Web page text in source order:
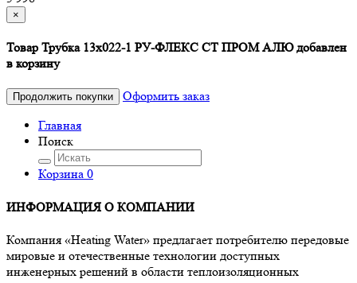
×
Товар Трубка 13х022-1 РУ-ФЛЕКС СТ ПРОМ АЛЮ добавлен
в корзину
Продолжить покупки
Оформить заказ
Главная
Поиск
Корзина 0
ИНФОРМАЦИЯ О КОМПАНИИ
Компания «Heating Water» предлагает потребителю передовые
мировые и отечественные технологии доступных
инженерных решений в области теплоизоляционных